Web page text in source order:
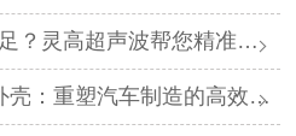
灵高超声波帮您精准破局
重塑汽车制造的高效与美学